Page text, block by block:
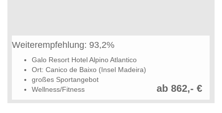
Weiterempfehlung: 93,2%
Galo Resort Hotel Alpino Atlantico
Ort: Canico de Baixo (Insel Madeira)
großes Sportangebot
Wellness/Fitness
ab 862,- €